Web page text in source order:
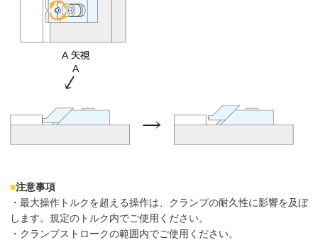
■注意事項
・最大操作トルクを超える操作は、クランプの耐久性に影響を及ぼ
します。規定のトルク内でご使用ください。
・クランプストロークの範囲内でご使用ください。